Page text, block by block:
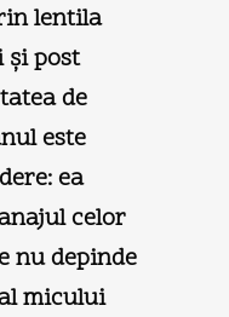
lentila
post
de
este
ea
celor
nu depinde
micului